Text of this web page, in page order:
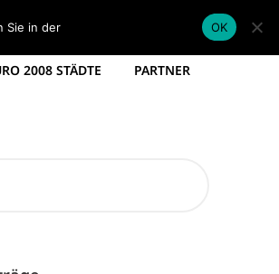
2008 STÄDTE PARTNER
Sie in der OK